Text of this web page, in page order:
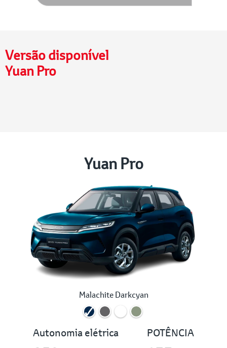
Versão disponível
Yuan Pro
Yuan Pro
Malachite Darkcyan
Autonomia elétrica POTÊNCIA